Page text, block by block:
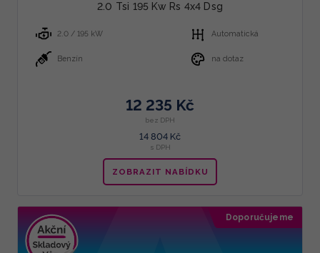
2.0 Tsi 195 Kw Rs 4x4 Dsg
2.0 / 195 kW Automatická
Benzín na dotaz
12 235 Kč
bez DPH
14 804 Kč
s DPH
ZOBRAZIT NABÍDKU
Doporučujeme